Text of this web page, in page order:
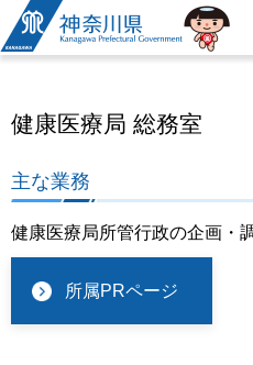
神奈川県
健康医療局 総務室
主な業務
健康医療局所管行政の企画・
所属PRページ